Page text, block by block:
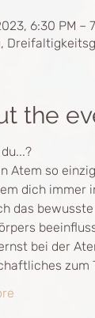
6:30 PM –
the
Atem so
dich immer
das
bei der
zum